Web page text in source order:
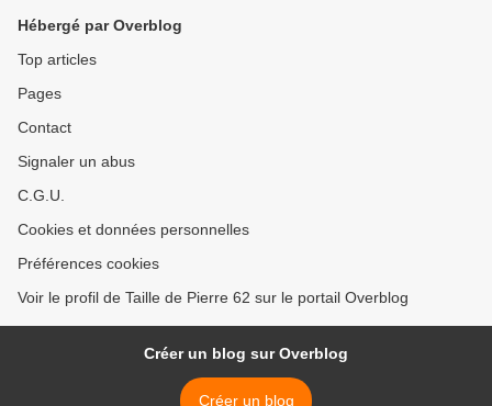
Hébergé par Overblog
Top articles
Pages
Contact
Signaler un abus
C.G.U.
Cookies et données personnelles
Préférences cookies
Voir le profil de Taille de Pierre 62 sur le portail Overblog
Créer un blog sur Overblog
Créer un blog